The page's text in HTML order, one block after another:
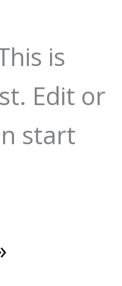
is
Edit or
start